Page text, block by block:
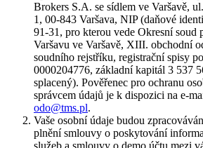
Brokers S.A. se sídlem ve Varšavě,
1, 00-843 Varšava, NIP (daňové
91-31, pro kterou vede Okresní soud
Varšavu ve Varšavě, XIII. obchodní
soudního rejstříku, registrační spisy
0000204776, základní kapitál 3 537
splacený). Pověřenec pro ochranu
správcem údajů je k dispozici na e-
odo@tms.pl.
Vaše osobní údaje budou
plnění smlouvy o poskytování
služeb a smlouvy o demo účtu mezi